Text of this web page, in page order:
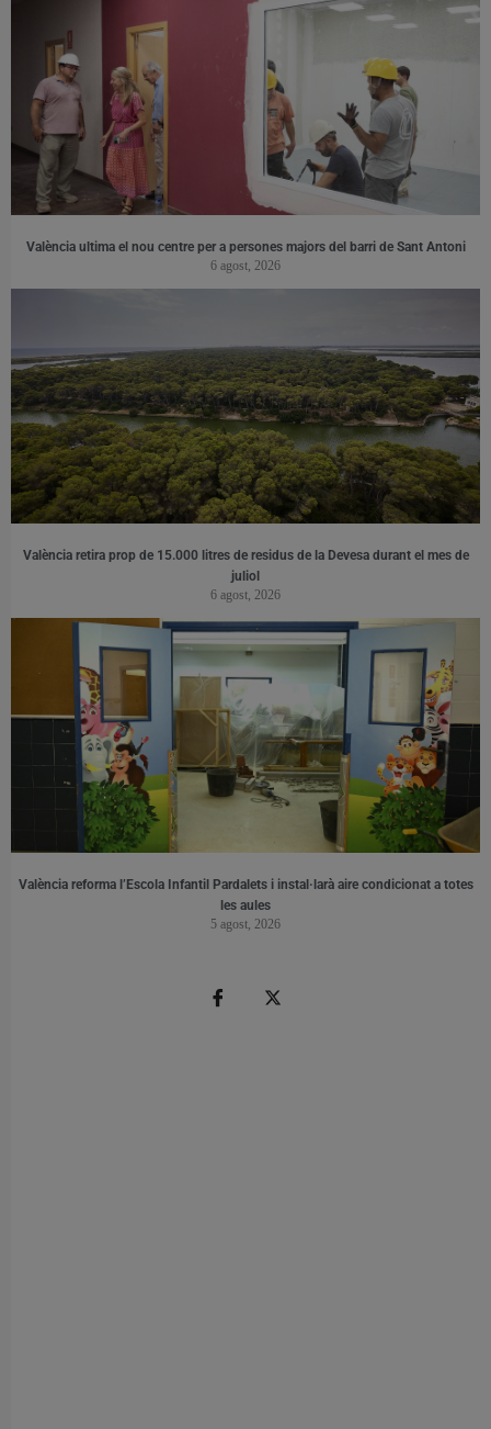
València ultima el nou centre per a persones majors del barri de Sant Antoni
6 agost, 2026
València retira prop de 15.000 litres de residus de la Devesa durant el mes de
juliol
6 agost, 2026
València reforma l’Escola Infantil Pardalets i instal·larà aire condicionat a totes
les aules
5 agost, 2026